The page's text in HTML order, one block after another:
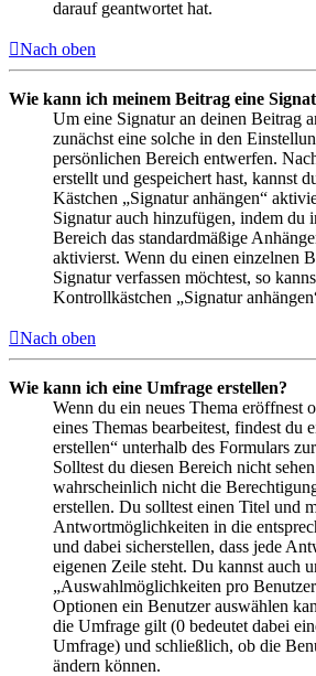
darauf geantwortet hat.
Nach oben
Wie kann ich meinem Beitrag eine
Um eine Signatur an deinen Beitrag
zunächst eine solche in den
persönlichen Bereich entwerfen.
erstellt und gespeichert hast, kannst
Kästchen „Signatur anhängen“
Signatur auch hinzufügen, indem du
Bereich das standardmäßige
aktivierst. Wenn du einen einzelnen
Signatur verfassen möchtest, so
Kontrollkästchen „Signatur
Nach oben
Wie kann ich eine Umfrage erstellen?
Wenn du ein neues Thema eröffnest
eines Themas bearbeitest, findest du
erstellen“ unterhalb des Formulars
Solltest du diesen Bereich nicht
wahrscheinlich nicht die
erstellen. Du solltest einen Titel und
Antwortmöglichkeiten in die
und dabei sicherstellen, dass jede
eigenen Zeile steht. Du kannst auch
„Auswahlmöglichkeiten pro
Optionen ein Benutzer auswählen
die Umfrage gilt (0 bedeutet dabei
Umfrage) und schließlich, ob die
ändern können.